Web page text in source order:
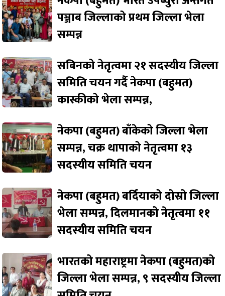
पञ्जाब जिल्लाको प्रथम जिल्ला भेला
सम्पन्न
सबिनको नेतृत्वमा २१ सदस्यीय जिल्ला
समिति चयन गर्दै नेकपा (बहुमत)
कास्कीको भेला सम्पन्न,
नेकपा (बहुमत) बाँकेको जिल्ला भेला
सम्पन्न, चक्र थापाको नेतृत्वमा १३
सदस्यीय समिति चयन
नेकपा (बहुमत) बर्दियाको दोस्रो जिल्ला
भेला सम्पन्न, दिलमानको नेतृत्वमा ११
सदस्यीय समिति चयन
भारतको महाराष्ट्रमा नेकपा (बहुमत)को
जिल्ला भेला सम्पन्न, ९ सदस्यीय जिल्ला